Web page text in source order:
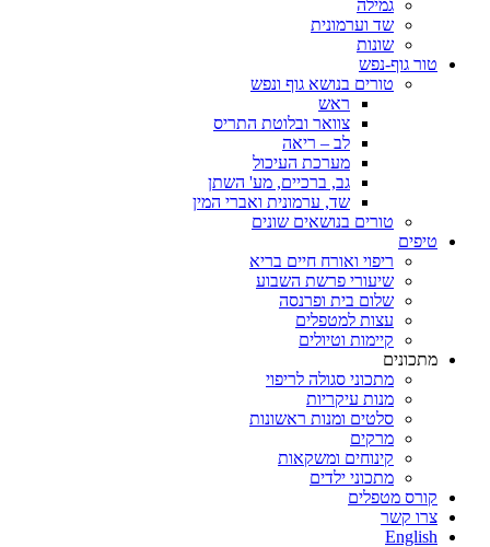
גמילה
שד וערמונית
שונות
טור גוף-נפש
טורים בנושא גוף ונפש
ראש
צוואר ובלוטת התריס
לב – ריאה
מערכת העיכול
גב, ברכיים, מע' השתן
שד, ערמונית ואברי המין
טורים בנושאים שונים
טיפים
ריפוי ואורח חיים בריא
שיעורי פרשת השבוע
שלום בית ופרנסה
עצות למטפלים
קיימות וטיולים
מתכונים
מתכוני סגולה לריפוי
מנות עיקריות
סלטים ומנות ראשונות
מרקים
קינוחים ומשקאות
מתכוני ילדים
קורס מטפלים
צרו קשר
English